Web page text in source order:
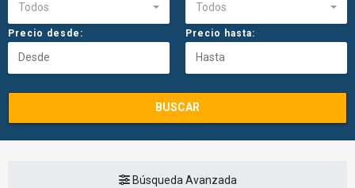
Todos Todos
Precio desde: Precio hasta:
BUSCAR
Búsqueda Avanzada